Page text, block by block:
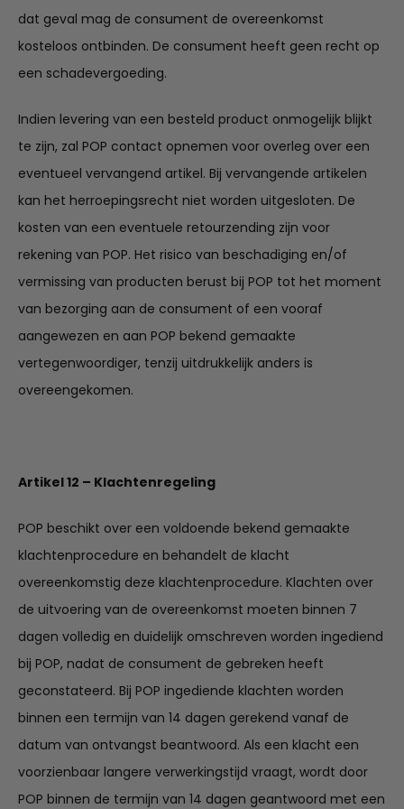
dat geval mag de consument de overeenkomst
kosteloos ontbinden. De consument heeft geen recht op
een schadevergoeding.
Indien levering van een besteld product onmogelijk blijkt
te zijn, zal POP contact opnemen voor overleg over een
eventueel vervangend artikel. Bij vervangende artikelen
kan het herroepingsrecht niet worden uitgesloten. De
kosten van een eventuele retourzending zijn voor
rekening van POP. Het risico van beschadiging en/of
vermissing van producten berust bij POP tot het moment
van bezorging aan de consument of een vooraf
aangewezen en aan POP bekend gemaakte
vertegenwoordiger, tenzij uitdrukkelijk anders is
overeengekomen.
Artikel 12 – Klachtenregeling
POP beschikt over een voldoende bekend gemaakte
klachtenprocedure en behandelt de klacht
overeenkomstig deze klachtenprocedure. Klachten over
de uitvoering van de overeenkomst moeten binnen 7
dagen volledig en duidelijk omschreven worden ingediend
bij POP, nadat de consument de gebreken heeft
geconstateerd. Bij POP ingediende klachten worden
binnen een termijn van 14 dagen gerekend vanaf de
datum van ontvangst beantwoord. Als een klacht een
voorzienbaar langere verwerkingstijd vraagt, wordt door
POP binnen de termijn van 14 dagen geantwoord met een